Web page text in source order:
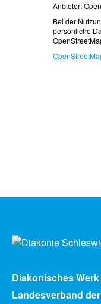
Anbieter:
Bei der
persönliche
Diakonisches
Landesverband